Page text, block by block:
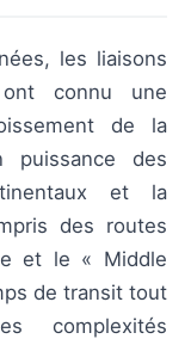
les liaisons
connu une
de la
des
et la
des routes
et le « Middle
de transit tout
complexités